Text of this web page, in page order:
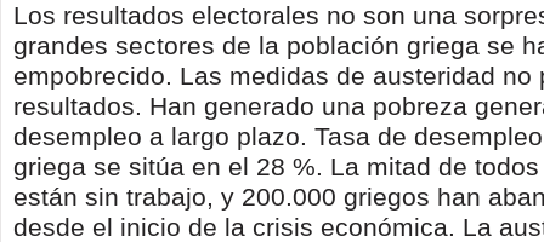
Los resultados electorales no son una
grandes sectores de la población griega se
empobrecido. Las medidas de austeridad no
resultados. Han generado una pobreza
desempleo a largo plazo. Tasa de
griega se sitúa en el 28 %. La mitad de
están sin trabajo, y 200.000 griegos han
desde el inicio de la crisis económica. La